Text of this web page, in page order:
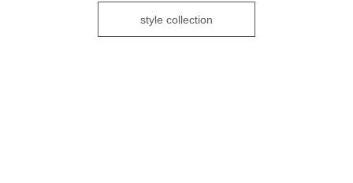
style collection